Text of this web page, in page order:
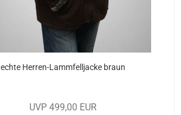
echte Herren-​​Lamm­fell­ja­cke braun
UVP 499,00 EUR